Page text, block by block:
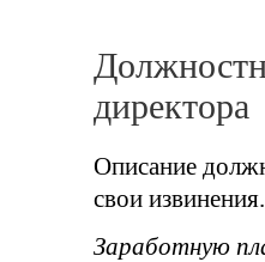
директора
Описание
свои извинения.
Заработную